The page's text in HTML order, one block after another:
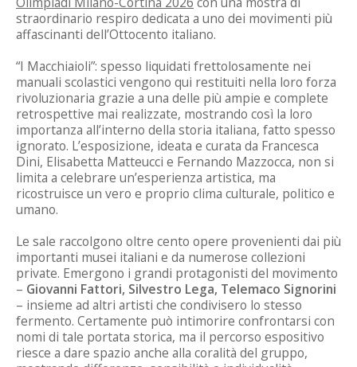
straordinario respiro dedicata a uno dei movimenti più
affascinanti dell’Ottocento italiano.
“I Macchiaioli”: spesso liquidati frettolosamente nei
manuali scolastici vengono qui restituiti nella loro forza
rivoluzionaria grazie a una delle più ampie e complete
retrospettive mai realizzate, mostrando così la loro
importanza all’interno della storia italiana, fatto spesso
ignorato. L’esposizione, ideata e curata da Francesca
Dini, Elisabetta Matteucci e Fernando Mazzocca, non si
limita a celebrare un’esperienza artistica, ma
ricostruisce un vero e proprio clima culturale, politico e
umano.
Le sale raccolgono oltre cento opere provenienti dai più
importanti musei italiani e da numerose collezioni
private. Emergono i grandi protagonisti del movimento
– Giovanni Fattori, Silvestro Lega, Telemaco Signorini
– insieme ad altri artisti che condivisero lo stesso
fermento. Certamente può intimorire confrontarsi con
nomi di tale portata storica, ma il percorso espositivo
riesce a dare spazio anche alla coralità del gruppo,